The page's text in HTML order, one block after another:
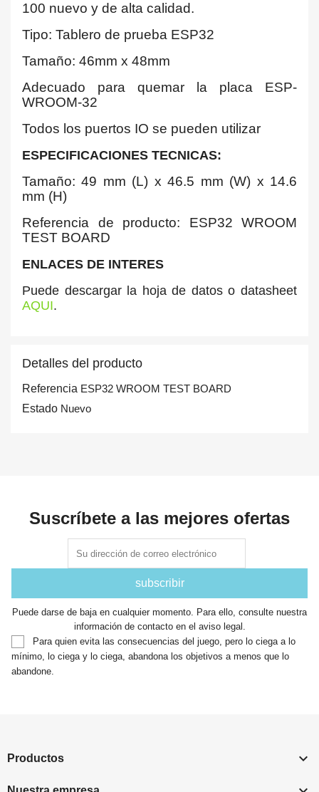
100 nuevo y de alta calidad.
Tipo: Tablero de prueba ESP32
Tamaño: 46mm x 48mm
Adecuado para quemar la placa ESP-
WROOM-32
Todos los puertos IO se pueden utilizar
ESPECIFICACIONES TECNICAS:
Tamaño: 49 mm (L) x 46.5 mm (W) x 14.6
mm (H)
Referencia de producto: ESP32 WROOM
TEST BOARD
ENLACES DE INTERES
Puede descargar la hoja de datos o datasheet
AQUI.
Detalles del producto
Referencia ESP32 WROOM TEST BOARD
Estado Nuevo
Suscríbete a las mejores ofertas
Puede darse de baja en cualquier momento. Para ello, consulte nuestra
información de contacto en el aviso legal.
Para quien evita las consecuencias del juego, pero lo ciega a lo
mínimo, lo ciega y lo ciega, abandona los objetivos a menos que lo
abandone.
Productos 